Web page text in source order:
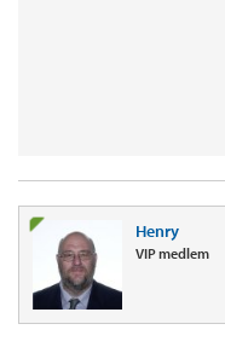
Henry
VIP medlem